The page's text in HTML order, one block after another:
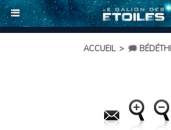
ACCUEIL > 🗯️